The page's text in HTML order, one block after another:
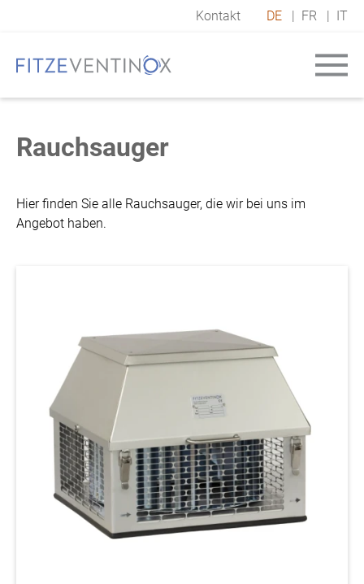
Kontakt DE | FR | IT
Rauchsauger
Hier finden Sie alle Rauchsauger, die wir bei uns im
Angebot haben.